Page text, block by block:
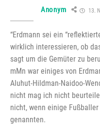
Anonym 13.
“Erdmann sei ein
wirklich interessieren, ob
sagt um die Gemüter zu
mMn war einiges von
Aluhut-Hildman-Naidoo-
nicht mag ich nicht
nicht, wenn einige
genannten.